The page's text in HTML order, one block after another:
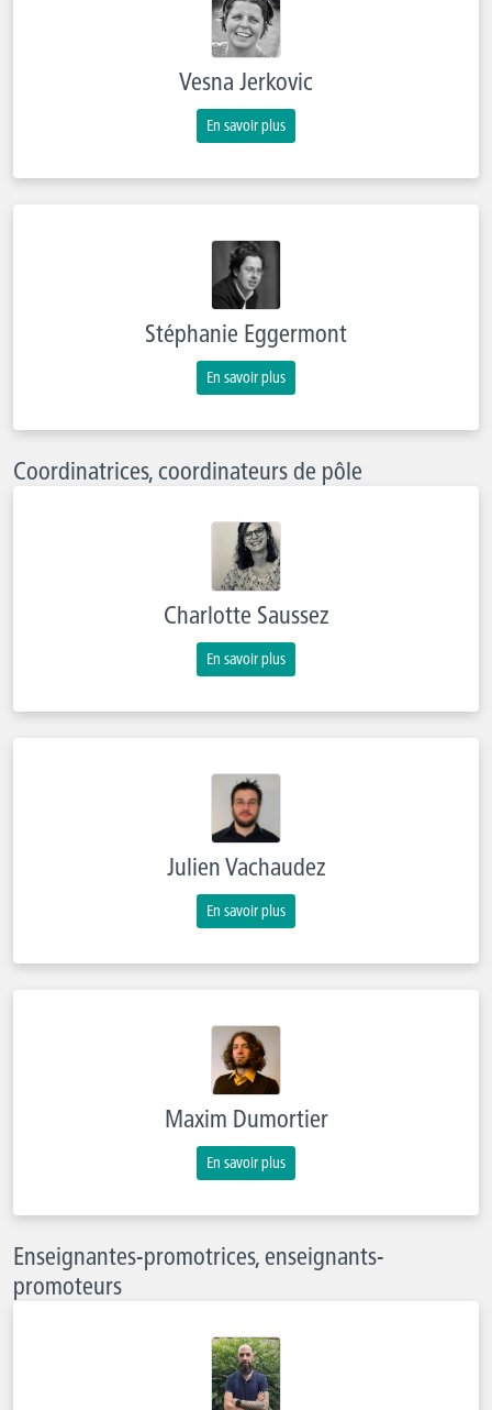
Vesna Jerkovic
En savoir plus
Stéphanie Eggermont
En savoir plus
Coordinatrices, coordinateurs de pôle
Charlotte Saussez
En savoir plus
Julien Vachaudez
En savoir plus
Maxim Dumortier
En savoir plus
Enseignantes-promotrices, enseignants-
promoteurs